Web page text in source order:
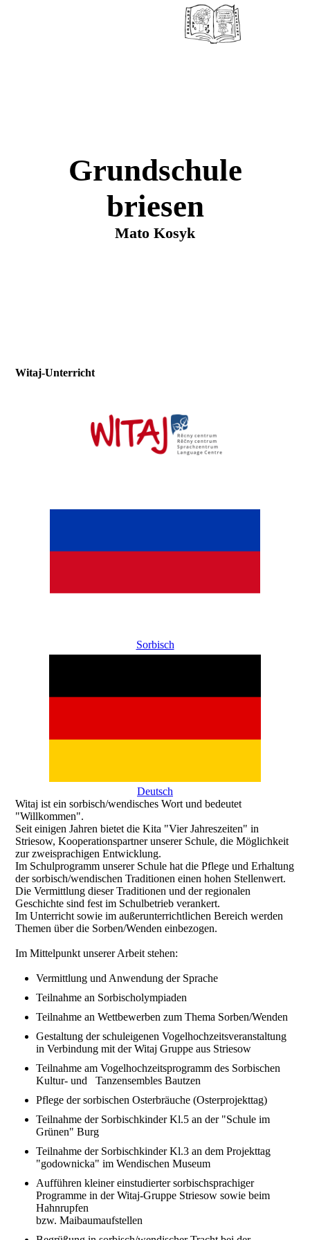
Grundschule
briesen
Mato Kosyk
Witaj-Unterricht
Sorbisch
Deutsch
Witaj ist ein sorbisch/wendisches Wort und bedeutet
"Willkommen".
Seit einigen Jahren bietet die Kita "Vier Jahreszeiten" in
Striesow, Kooperationspartner unserer Schule, die Möglichkeit
zur zweisprachigen Entwicklung.
Im Schulprogramm unserer Schule hat die Pflege und Erhaltung
der sorbisch/wendischen Traditionen einen hohen Stellenwert.
Die Vermittlung dieser Traditionen und der regionalen
Geschichte sind fest im Schulbetrieb verankert.
Im Unterricht sowie im außerunterrichtlichen Bereich werden
Themen über die Sorben/Wenden einbezogen.
Im Mittelpunkt unserer Arbeit stehen:
Vermittlung und Anwendung der Sprache
Teilnahme an Sorbischolympiaden
Teilnahme an Wettbewerben zum Thema Sorben/Wenden
Gestaltung der schuleigenen Vogelhochzeitsveranstaltung
in Verbindung mit der Witaj Gruppe aus Striesow
Teilnahme am Vogelhochzeitsprogramm des Sorbischen
Kultur- und Tanzensembles Bautzen
Pflege der sorbischen Osterbräuche (Osterprojekttag)
Teilnahme der Sorbischkinder Kl.5 an der "Schule im
Grünen" Burg
Teilnahme der Sorbischkinder Kl.3 an dem Projekttag
"godownicka" im Wendischen Museum
Aufführen kleiner einstudierter sorbischsprachiger
Programme in der Witaj-Gruppe Striesow sowie beim
Hahnrupfen
bzw. Maibaumaufstellen